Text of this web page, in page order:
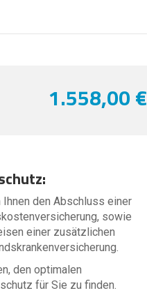
1.558,00 €
den Abschluss einer
sowie
einer zusätzlichen
den optimalen
für Sie zu finden.